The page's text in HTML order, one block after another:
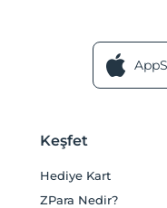
Keşfet
Hediye Kart
ZPara Nedir?